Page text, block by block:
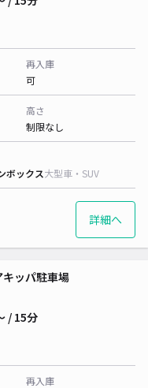
再入庫
可
高さ
制限なし
ボックス大型車・SUV
詳細へ
ッパ駐車場
/ 15分
再入庫